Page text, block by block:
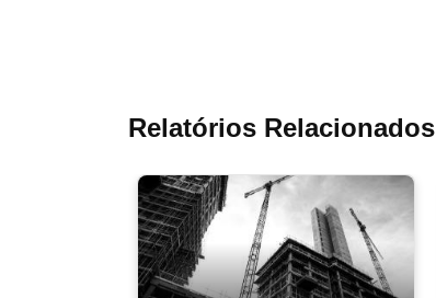
Relatórios Relacionados